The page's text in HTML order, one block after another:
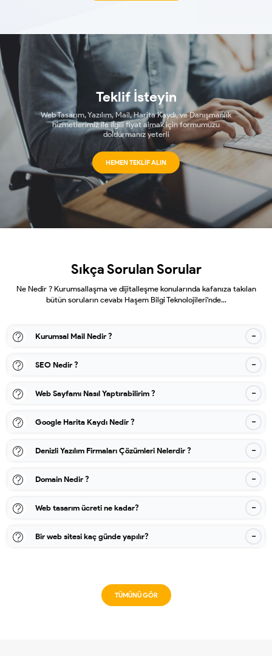
Teklif İsteyin
Web Tasarım, Yazılım, Mail, Harita Kaydı, ve Danışmanlık
hizmetlerimiz ile ilgili fiyat almak için formumuzu
doldurmanız yeterli
HEMEN TEKLIF ALIN
Sıkça Sorulan Sorular
Ne Nedir ? Kurumsallaşma ve dijitalleşme konularında kafanıza takılan
bütün soruların cevabı Haşem Bilgi Teknolojileri'nde...
Kurumsal Mail Nedir ?
SEO Nedir ?
Web Sayfamı Nasıl Yaptırabilirim ?
Google Harita Kaydı Nedir ?
Denizli Yazılım Firmaları Çözümleri Nelerdir ?
Domain Nedir ?
Web tasarım ücreti ne kadar?
Bir web sitesi kaç günde yapılır?
TÜMÜNÜ GÖR